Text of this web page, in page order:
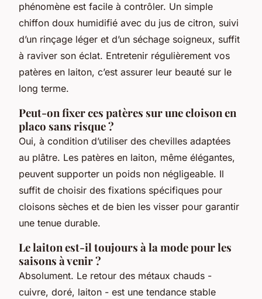
phénomène est facile à contrôler. Un simple
chiffon doux humidifié avec du jus de citron, suivi
d’un rinçage léger et d’un séchage soigneux, suffit
à raviver son éclat. Entretenir régulièrement vos
patères en laiton, c’est assurer leur beauté sur le
long terme.
Peut-on fixer ces patères sur une cloison en
placo sans risque ?
Oui, à condition d’utiliser des chevilles adaptées
au plâtre. Les patères en laiton, même élégantes,
peuvent supporter un poids non négligeable. Il
suffit de choisir des fixations spécifiques pour
cloisons sèches et de bien les visser pour garantir
une tenue durable.
Le laiton est-il toujours à la mode pour les
saisons à venir ?
Absolument. Le retour des métaux chauds -
cuivre, doré, laiton - est une tendance stable